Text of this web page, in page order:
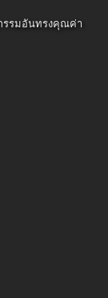
รรมอันทรงคุณค่า